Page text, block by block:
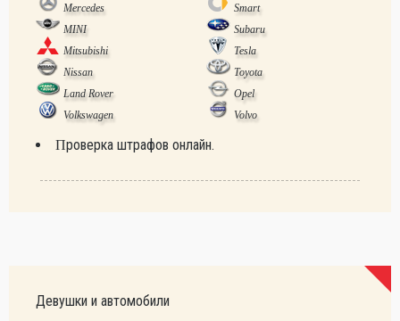
Mercedes
Smart
MINI
Subaru
Mitsubishi
Tesla
Nissan
Toyota
Land Rover
Opel
Volkswagen
Volvo
Проверка штрафов онлайн.
Девушки и автомобили